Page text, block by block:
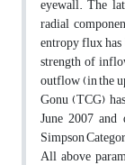
eyewall. The
radial
entropy flux
strength of
outflow (in the
Gonu (TCG)
June 2007
Simpson
All above